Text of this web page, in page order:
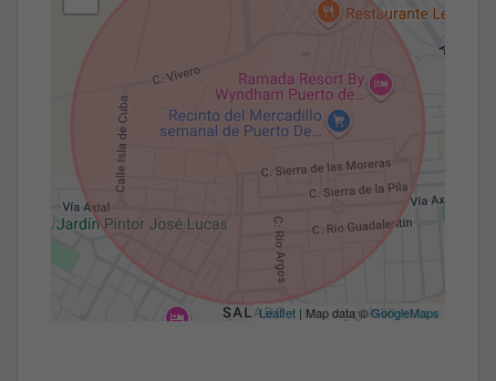
Leaflet | Map data ©GoogleMaps